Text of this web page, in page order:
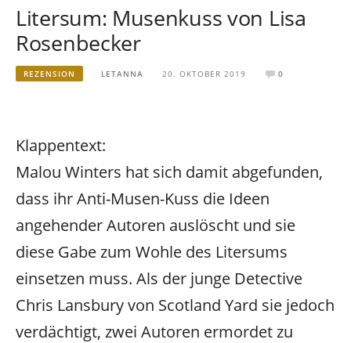
Litersum: Musenkuss von Lisa
Rosenbecker
REZENSION LETANNA 20. OKTOBER 2019 0
Klappentext:
Malou Winters hat sich damit abgefunden,
dass ihr Anti-Musen-Kuss die Ideen
angehender Autoren auslöscht und sie
diese Gabe zum Wohle des Litersums
einsetzen muss. Als der junge Detective
Chris Lansbury von Scotland Yard sie jedoch
verdächtigt, zwei Autoren ermordet zu